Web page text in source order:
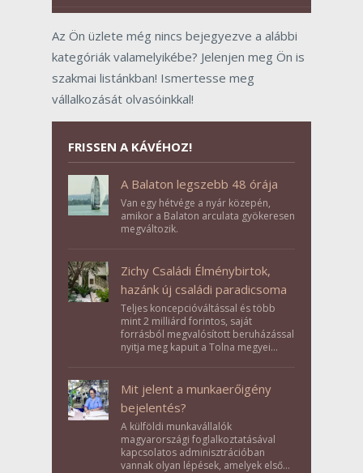
Az Ön üzlete még nincs bejegyezve a alábbi
kategóriák valamelyikébe? Jelenjen meg Ön is
szakmai listánkban! Ismertesse meg
vállalkozását olvasóinkkal!
FRISSEN A KÁVÉHOZ!
A Balaton legszebb 48 órája
Van egy hétvége a nyár közepén,
amikor a Balaton arculata gyökeresen
megváltozik.
Zichy Családi Élménybirtok,
hazánk új családi paradicsoma
Teljes koncepcióváltással és több
mint 2 milliárd forintos, saját
forrásból megvalósított beruházással
nyitja meg kapuit a Tolna megyei
Mit jelent a munkaerőigény
bejelentés?
A külföldi munkavállalók
magyarországi foglalkoztatásával
kapcsolatos adminisztrációban
vannak olyan lépések, amelyek első